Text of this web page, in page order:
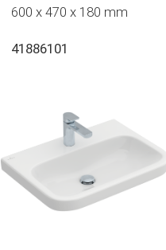
600 x 470 x 180 mm
41886101